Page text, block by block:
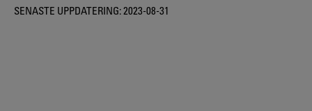
SENASTE UPPDATERING:2023-08-31